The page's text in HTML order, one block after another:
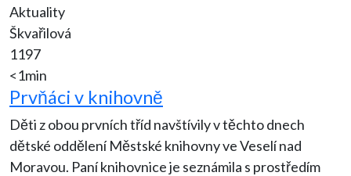
Aktuality
Škvařilová
1197
<1min
Prvňáci v knihovně
Děti z obou prvních tříd navštívily v těchto dnech
dětské oddělení Městské knihovny ve Veselí nad
Moravou. Paní knihovnice je seznámila s prostředím